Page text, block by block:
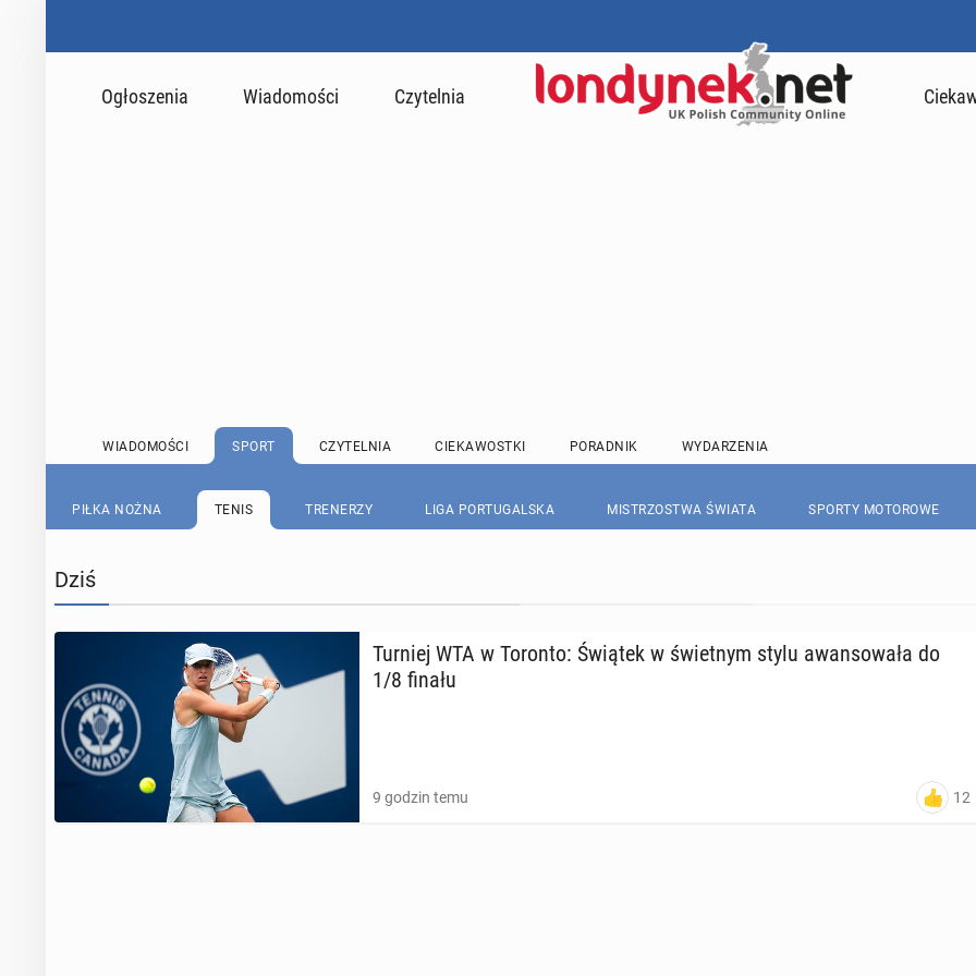
Ogłoszenia Wiadomości Czytelnia
WIADOMOŚCI SPORT CZYTELNIA CIEKAWOSTKI PORADNIK WYDARZENIA
PIŁKA NOŻNA TENIS TRENERZY LIGA PORTUGALSKA MISTRZOSTWA ŚWIATA SPORTY MOTOROWE
Dziś
Turniej WTA w Toronto: Świątek w świet­nym stylu awan­so­wa­ła do
1/8 finału
9 godzin temu 12